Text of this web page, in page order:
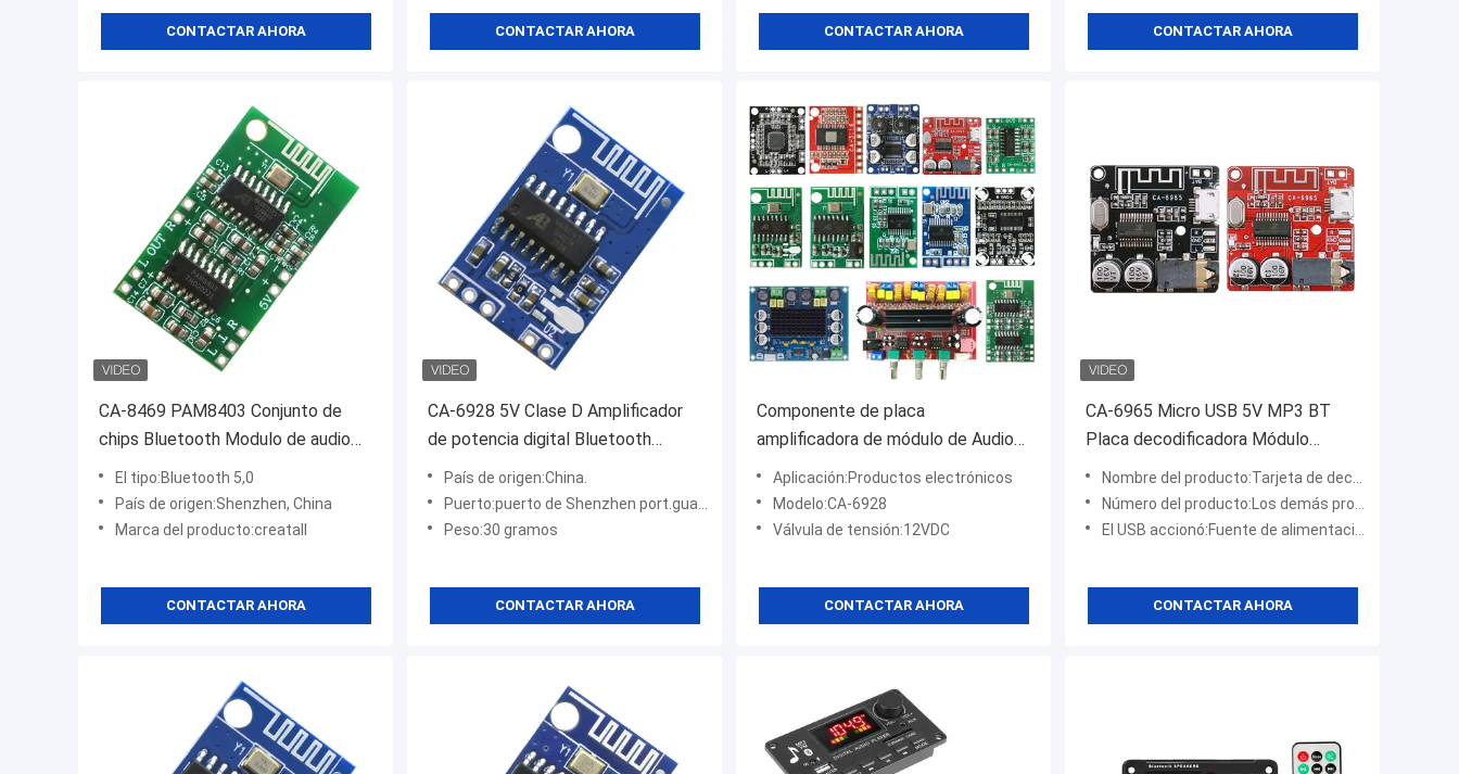
CONTACTAR AHORA CONTACTAR AHORA CONTACTAR AHORA CONTACTAR AHORA
CA-8469 PAM8403 Conjunto de
chips Bluetooth Modulo de audio
Amplificador de placa Componente
electrónico
El tipo:Bluetooth 5,0
País de origen:Shenzhen, China
Marca del producto:creatall
CONTACTAR AHORA
CA-6928 5V Clase D Amplificador
de potencia digital Bluetooth
Modulo de audio
País de origen:China.
Puerto:puerto de Shenzhen port.guangzhou
Peso:30 gramos
CONTACTAR AHORA
Componente de placa
amplificadora de módulo de Audio
Bluetooth TPA3116 TPA3118
PAM8610 PAM8403 CA6912
Aplicación:Productos electrónicos
Modelo:CA-6928
Válvula de tensión:12VDC
CONTACTAR AHORA
CA-6965 Micro USB 5V MP3 BT
Placa decodificadora Módulo
receptor de audio Bluetooth
Componente universal
Nombre del producto:Tarjeta de decodificación MP3 BT
Número del producto:Los demás productos
El USB accionó:Fuente de alimentación universal Micro USB 5V
CONTACTAR AHORA